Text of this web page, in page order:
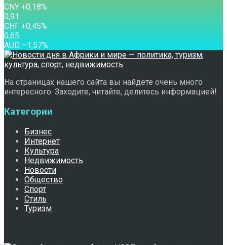
CNY +0,18%
0,91
CHF +0,45%
0,65
AUD –1,57%
На страницах нашего сайта вы найдете очень много
интересного. Заходите, читайте, делитесь информацией!
Категории
Бизнес
Интернет
Культура
Недвижимость
Новости
Общество
Спорт
Стиль
Туризм